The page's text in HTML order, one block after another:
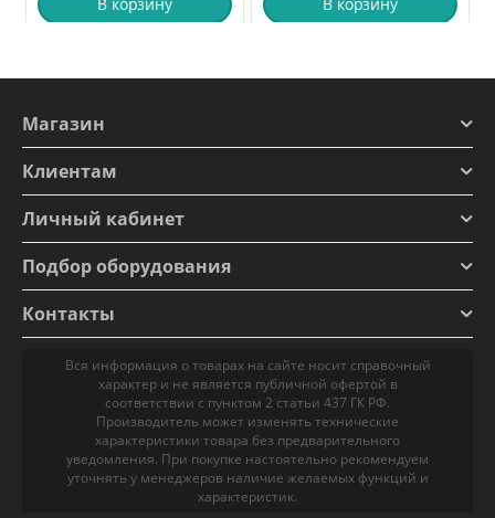
Магазин
Клиентам
Личный кабинет
Подбор оборудования
Контакты
Вся информация о товарах на сайте носит справочный
характер и не является публичной офертой в
соответствии с пунктом 2 статьи 437 ГК РФ.
Производитель может изменять технические
характеристики товара без предварительного
уведомления. При покупке настоятельно рекомендуем
уточнять у менеджеров наличие желаемых функций и
характеристик.